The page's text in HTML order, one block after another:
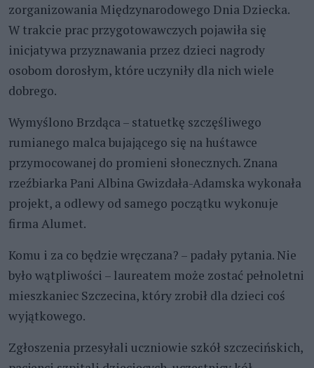
zorganizowania Międzynarodowego Dnia Dziecka.
W trakcie prac przygotowawczych pojawiła się
inicjatywa przyznawania przez dzieci nagrody
osobom dorosłym, które uczyniły dla nich wiele
dobrego.
Wymyślono Brzdąca – statuetkę szczęśliwego
rumianego malca bujającego się na huśtawce
przymocowanej do promieni słonecznych. Znana
rzeźbiarka Pani Albina Gwizdała-Adamska wykonała
projekt, a odlewy od samego początku wykonuje
firma Alumet.
Komu i za co będzie wręczana? – padały pytania. Nie
było wątpliwości – laureatem może zostać pełnoletni
mieszkaniec Szczecina, który zrobił dla dzieci coś
wyjątkowego.
Zgłoszenia przesyłali uczniowie szkół szczecińskich,